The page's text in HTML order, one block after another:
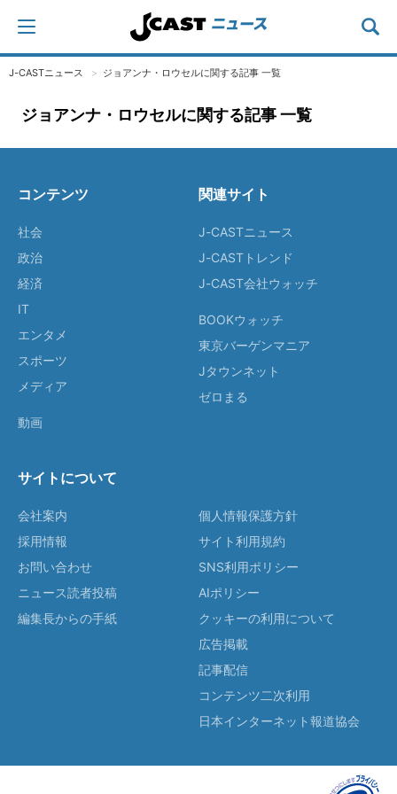
J-CASTニュース ジョアンナ・ロウセルに関する記事 一覧
ジョアンナ・ロウセルに関する記事 一覧
コンテンツ
社会
政治
経済
IT
エンタメ
スポーツ
メディア
動画
関連サイト
J-CASTニュース
J-CASTトレンド
J-CAST会社ウォッチ
BOOKウォッチ
東京バーゲンマニア
Jタウンネット
ゼロまる
サイトについて
会社案内
採用情報
お問い合わせ
ニュース読者投稿
編集長からの手紙
個人情報保護方針
サイト利用規約
SNS利用ポリシー
AIポリシー
クッキーの利用について
広告掲載
記事配信
コンテンツ二次利用
日本インターネット報道協会